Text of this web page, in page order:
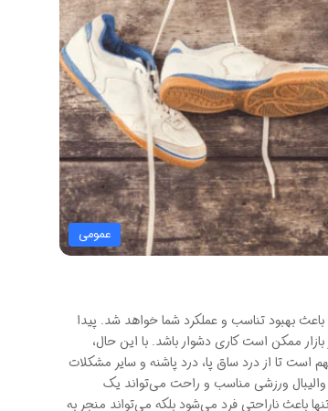
عمومی
بهبود تناسب و عملکرد شما خواهد شد. پیدا
ممکن است کاری دشوار باشد. با این حال،
تا از درد ساق پا، درد پاشنه و سایر مشکلات
ورزشی مناسب و راحت می‌تواند یک
باعث ناراحتی فرد می‌شود بلکه می‌تواند منجر به